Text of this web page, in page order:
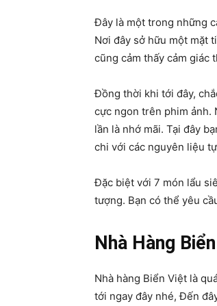
Đây là một trong những
Nơi đây sở hữu một mặt
cũng cảm thấy cảm giác
Đồng thời khi tới đây,
cực ngon trên phim ảnh.
lần là nhớ mãi. Tại đây
chi với các nguyên liệu
Đặc biệt với 7 món lẩu
tượng. Bạn có thể yêu
Nhà Hàng
Nhà hàng Biển Việt là
tới ngay đây nhé, Đến